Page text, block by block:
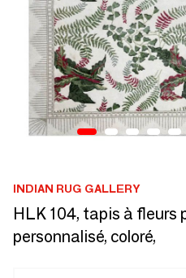
INDIAN RUG GALLERY
HLK 104, tapis à fleurs
personnalisé, coloré,